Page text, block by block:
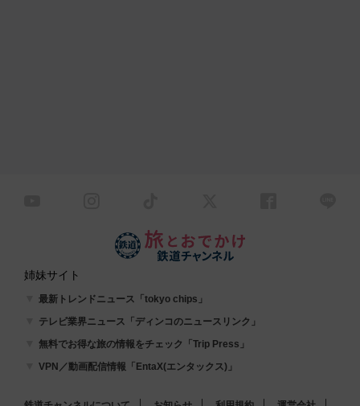
姉妹サイト
最新トレンドニュース「tokyo chips」
テレビ業界ニュース「ディンコのニュースリンク」
無料でお得な旅の情報をチェック「Trip Press」
VPN／動画配信情報「EntaX(エンタックス)」